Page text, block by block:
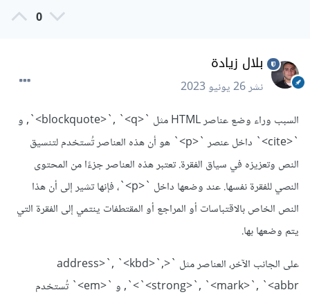
0
بلال زيادة
نشر26 يونيو 2023
السبب وراء وضع عناصر HTML مثل `<blockquote>`, `<q>`, و
`<cite>` داخل عنصر `<p>` هو أن هذه العناصر تُستخدم لتنسيق
النص وتعزيزه في سياق الفقرة. تعتبر هذه العناصر جزءًا من المحتوى
النصي للفقرة نفسها. عند وضعها داخل `<p>`، فإنها تشير إلى أن هذا
النص الخاص بالاقتباسات أو المراجع أو المقتطفات ينتمي إلى الفقرة التي
يتم وضعها بها.
على الجانب الآخر، العناصر مثل `<address>`, `<kbd>`,
`<strong>`, `<mark>`, `<abbr>`, و `<em>` تُستخدم